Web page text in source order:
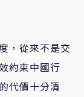
，從來不是交
約束中國行
代價十分清